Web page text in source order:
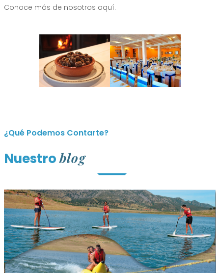
Conoce más de nosotros aquí.
¿Qué Podemos Contarte?
Nuestroblog